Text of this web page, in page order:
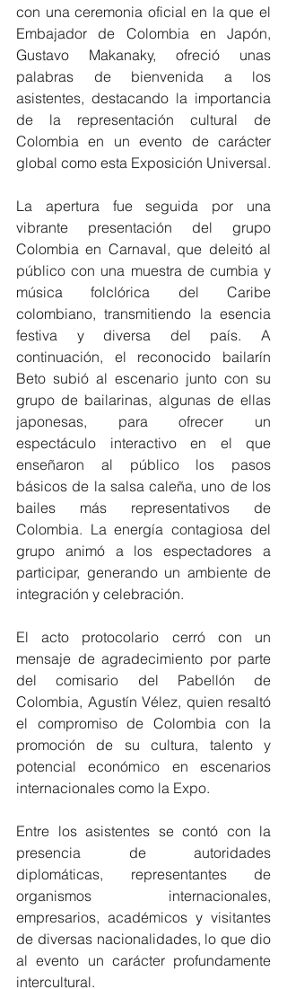
con una ceremonia oficial en la que el
Embajador de Colombia en Japón,
Gustavo Makanaky, ofreció unas
palabras de bienvenida a los
asistentes, destacando la importancia
de la representación cultural de
Colombia en un evento de carácter
global como esta Exposición Universal.
La apertura fue seguida por una
vibrante presentación del grupo
Colombia en Carnaval, que deleitó al
público con una muestra de cumbia y
música folclórica del Caribe
colombiano, transmitiendo la esencia
festiva y diversa del país. A
continuación, el reconocido bailarín
Beto subió al escenario junto con su
grupo de bailarinas, algunas de ellas
japonesas, para ofrecer un
espectáculo interactivo en el que
enseñaron al público los pasos
básicos de la salsa caleña, uno de los
bailes más representativos de
Colombia. La energía contagiosa del
grupo animó a los espectadores a
participar, generando un ambiente de
integración y celebración.
El acto protocolario cerró con un
mensaje de agradecimiento por parte
del comisario del Pabellón de
Colombia, Agustín Vélez, quien resaltó
el compromiso de Colombia con la
promoción de su cultura, talento y
potencial económico en escenarios
internacionales como la Expo.
Entre los asistentes se contó con la
presencia de autoridades
diplomáticas, representantes de
organismos internacionales,
empresarios, académicos y visitantes
de diversas nacionalidades, lo que dio
al evento un carácter profundamente
intercultural.